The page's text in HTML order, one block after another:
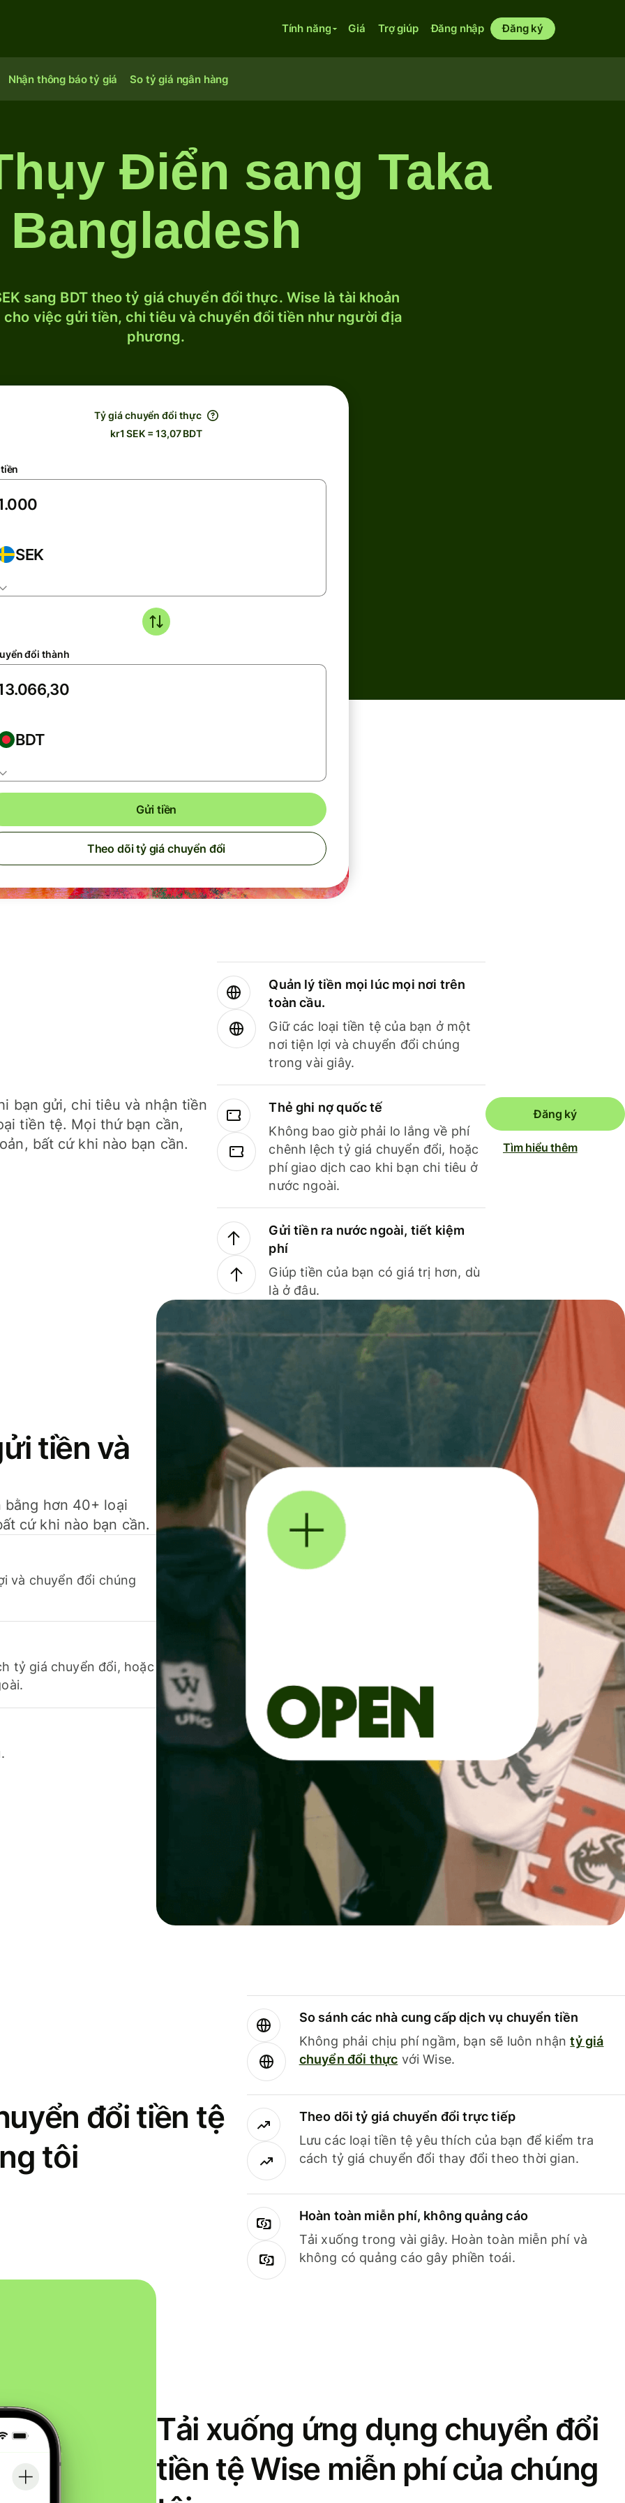
Tính năng Giá Trợ giúp Đăng nhập Đăng ký
Nhận thông báo tỷ giá So tỷ giá ngân hàng
Điển sang Taka
Bangladesh
sang BDT theo tỷ giá chuyển đổi thực. Wise là tài khoản
việc gửi tiền, chi tiêu và chuyển đổi tiền như người địa
phương.
Tỷ giá chuyển đổi thực
kr1 SEK = 13,07 BDT
SEK
đổi thành
BDT
Gửi tiền
Theo dõi tỷ giá chuyển đổi
bạn gửi, chi tiêu và nhận tiền
tiền tệ. Mọi thứ bạn cần,
bất cứ khi nào bạn cần.
Quản lý tiền mọi lúc mọi nơi trên
toàn cầu.
Giữ các loại tiền tệ của bạn ở một
nơi tiện lợi và chuyển đổi chúng
trong vài giây.
Thẻ ghi nợ quốc tế
Không bao giờ phải lo lắng về phí
chênh lệch tỷ giá chuyển đổi, hoặc
phí giao dịch cao khi bạn chi tiêu ở
nước ngoài.
Gửi tiền ra nước ngoài, tiết kiệm
phí
Giúp tiền của bạn có giá trị hơn, dù
là ở đâu.
Đăng ký
Tìm hiểu thêm
tiền và
hơn 40+ loại
cứ khi nào bạn cần.
và chuyển đổi chúng
tỷ giá chuyển đổi, hoặc
đổi tiền tệ
tôi
So sánh các nhà cung cấp dịch vụ chuyển tiền
Không phải chịu phí ngầm, bạn sẽ luôn nhậntỷ giá
chuyển đổi thực với Wise.
Theo dõi tỷ giá chuyển đổi trực tiếp
Lưu các loại tiền tệ yêu thích của bạn để kiểm tra
cách tỷ giá chuyển đổi thay đổi theo thời gian.
Hoàn toàn miễn phí, không quảng cáo
Tải xuống trong vài giây. Hoàn toàn miễn phí và
không có quảng cáo gây phiền toái.
Tải xuống ứng dụng chuyển đổi
tiền tệ Wise miễn phí của chúng